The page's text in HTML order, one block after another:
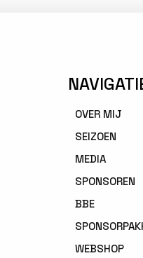
OVER MIJ
SEIZOEN
MEDIA
SPONSOREN
BBE
WEBSHOP